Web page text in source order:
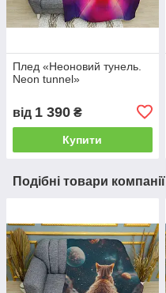
Плед «Неоновий тунель.
Neon tunnel»
від 1 390 ₴
Купити
Подібні товари компанії